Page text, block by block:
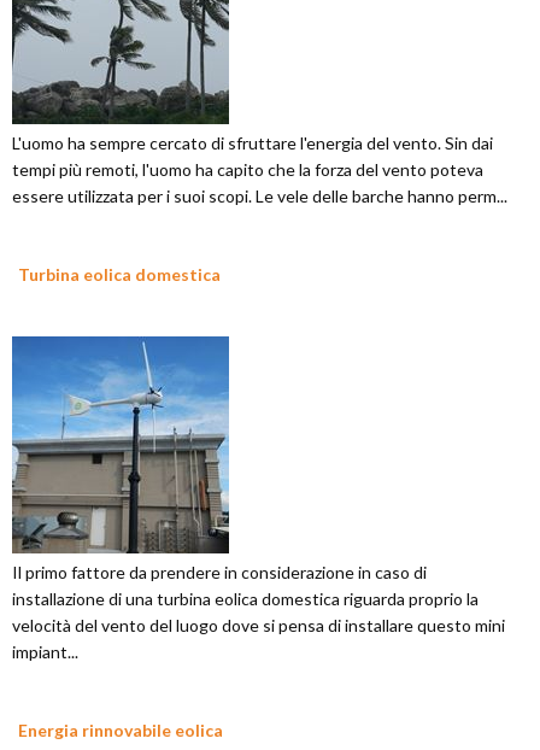
L'uomo ha sempre cercato di sfruttare l'energia del vento. Sin dai
tempi più remoti, l'uomo ha capito che la forza del vento poteva
essere utilizzata per i suoi scopi. Le vele delle barche hanno perm...
Turbina eolica domestica
Il primo fattore da prendere in considerazione in caso di
installazione di una turbina eolica domestica riguarda proprio la
velocità del vento del luogo dove si pensa di installare questo mini
impiant...
Energia rinnovabile eolica